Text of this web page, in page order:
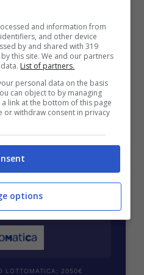
GOLDBET: 2.050€
sport e casino
fino a 2.000€ in Bonus
primo deposito fino a 50€
LOTTOMATICA: 2050€
and information from
and other device
by and shared with 319
this site. We and our partners
List of partners.
personal data on the basis
can object to by managing
link at the bottom of this page
or withdraw consent in privacy
options